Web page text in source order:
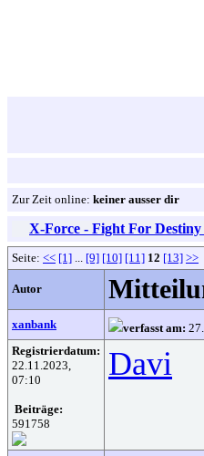
Zur Zeit online: keiner ausser dir
X-Force - Fight For
Seite: << [1] ... [9] [10] [11] 12 [13] >>
Autor
xanbank verfasst am:
Registrierdatum:
22.11.2023,
07:10
Beiträge:
591758
Davi